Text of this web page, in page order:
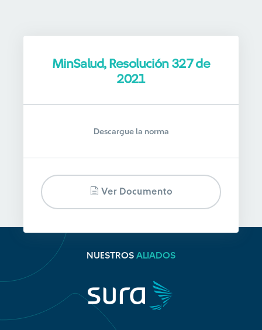
MinSalud, Resolución 327 de
2021
Descargue la norma
Ver Documento
NUESTROS ALIADOS